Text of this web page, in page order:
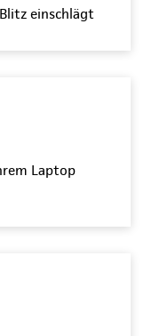
einschlägt
Laptop